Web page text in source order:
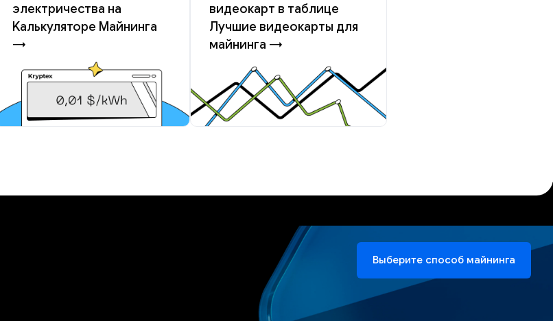
электричества на
Kалькуляторе Майнинга
→
видеокарт в таблице
Лучшие видеокарты для
майнинга →
Выберите способ майнинга